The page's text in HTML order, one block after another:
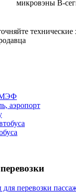
микровэны В-
технические
МЭФ
аэропорт
перевозки